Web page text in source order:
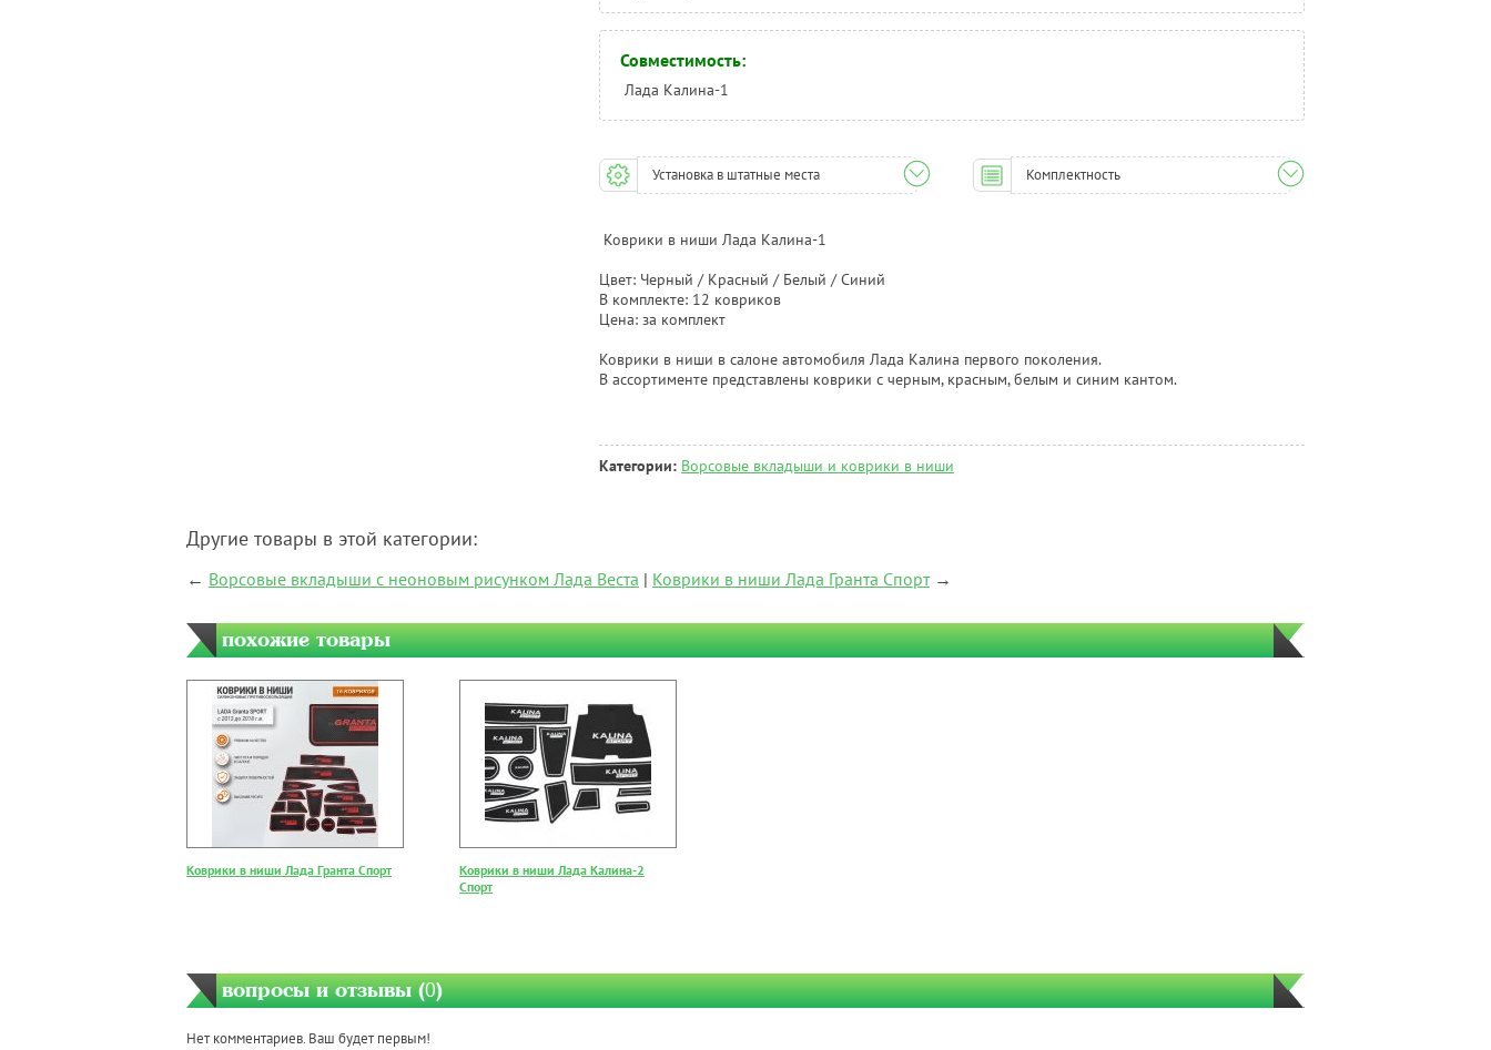
Совместимость:
Лада Калина-1
Установка в штатные места Комплектность
Коврики в ниши Лада Калина-1
Цвет: Черный / Красный / Белый / Синий
В комплекте: 12 ковриков
Цена: за комплект
Коврики в ниши в салоне автомобиля Лада Калина первого поколения.
В ассортименте представлены коврики с черным, красным, белым и синим кантом.
Категории: Ворсовые вкладыши и коврики в ниши
Другие товары в этой категории:
← Ворсовые вкладыши с неоновым рисунком Лада Веста | Коврики в ниши Лада Гранта Спорт→
похожие товары
Коврики в ниши Лада Гранта Спорт
Коврики в ниши Лада Калина-2
Спорт
вопросы и отзывы (0)
Нет комментариев. Ваш будет первым!